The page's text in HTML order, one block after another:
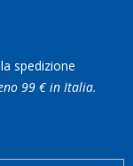
spedizione
99 € in Italia.